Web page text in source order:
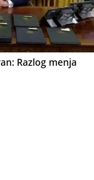
Razlog menja